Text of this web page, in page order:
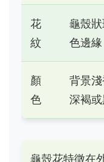
花
紋
龜殼
色邊緣
顏
色
背景
深褐
龜殼花特徵在